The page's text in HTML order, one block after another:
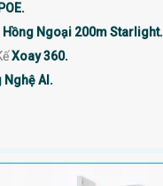
Hồng Ngoại 200m Starlight.
Xoay 360.
Nghệ AI.